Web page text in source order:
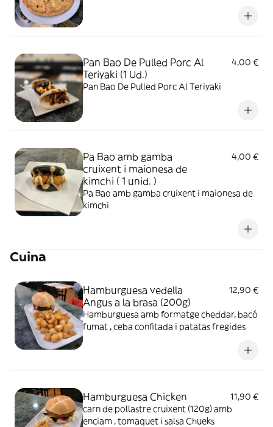
Pan Bao De Pulled Porc Al
Teriyaki (1 Ud.)
4,00 €
Pan Bao De Pulled Porc Al Teriyaki
Pa Bao amb gamba
cruixent i maionesa de
kimchi ( 1 unid. )
4,00 €
Pa Bao amb gamba cruixent i maionesa de
kimchi
Cuina
Hamburguesa vedella
Angus a la brasa (200g)
12,90 €
Hamburguesa amb formatge cheddar, bacó
fumat , ceba confitada i patatas fregides
Hamburguesa Chicken
11,90 €
carn de pollastre cruixent (120g) amb
enciam , tomaquet i salsa Chueks